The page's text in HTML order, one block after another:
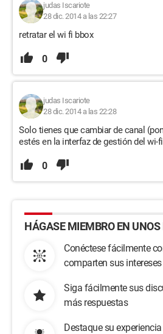
judas Iscariote
28 dic. 2014 a las 22:27
retratar el wi fi bbox
0
judas Iscariote
28 dic. 2014 a las 22:28
Solo tienes que cambiar de canal
estés en la interfaz de gestión del wi-
0
HÁGASE MIEMBRO EN
Conéctese fácilmente
comparten sus intereses
Siga fácilmente sus
más respuestas
Destaque su